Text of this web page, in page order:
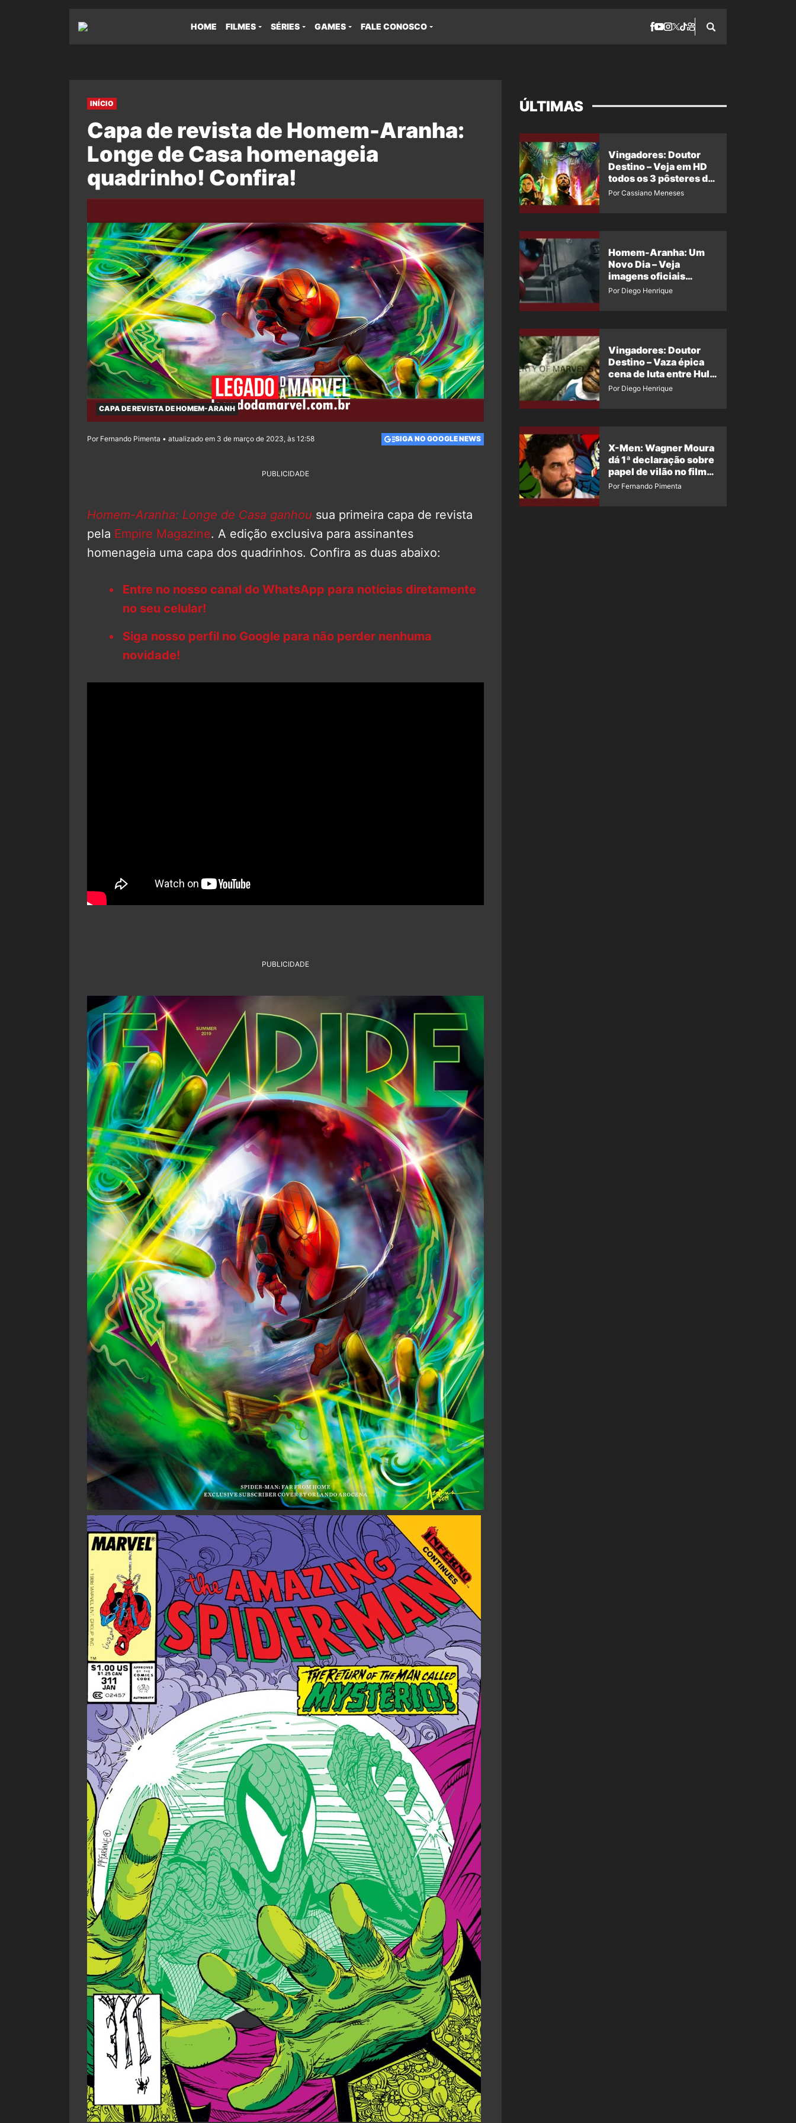
HOME FILMES SÉRIES GAMES FALE CONOSCO
INÍCIO
Capa de revista de Homem-Aranha:
Longe de Casa homenageia
quadrinho! Confira!
CAPA DE REVISTA DE HOMEM-ARANH
Por Fernando Pimenta • atualizado em 3 de março de 2023, às 12:58 SIGA NO GOOGLE NEWS
PUBLICIDADE
Homem-Aranha: Longe de Casa ganhou sua primeira capa de revista
pela Empire Magazine. A edição exclusiva para assinantes
homenageia uma capa dos quadrinhos. Confira as duas abaixo:
Entre no nosso canal do WhatsApp para notícias diretamente
no seu celular!
Siga nosso perfil no Google para não perder nenhuma
novidade!
PUBLICIDADE
ÚLTIMAS
Vingadores: Doutor
Destino – Veja em HD
todos os 3 pôsteres de
‘Doomsday’ + 1 imagem
Por Cassiano Meneses
Homem-Aranha: Um
Novo Dia – Veja
imagens oficiais
descartadas do Hulk
Por Diego Henrique
Vingadores: Doutor
Destino – Vaza épica
cena de luta entre Hulk
e o Coisa
Por Diego Henrique
X-Men: Wagner Moura
dá 1ª declaração sobre
papel de vilão no filme
da Marvel
Por Fernando Pimenta